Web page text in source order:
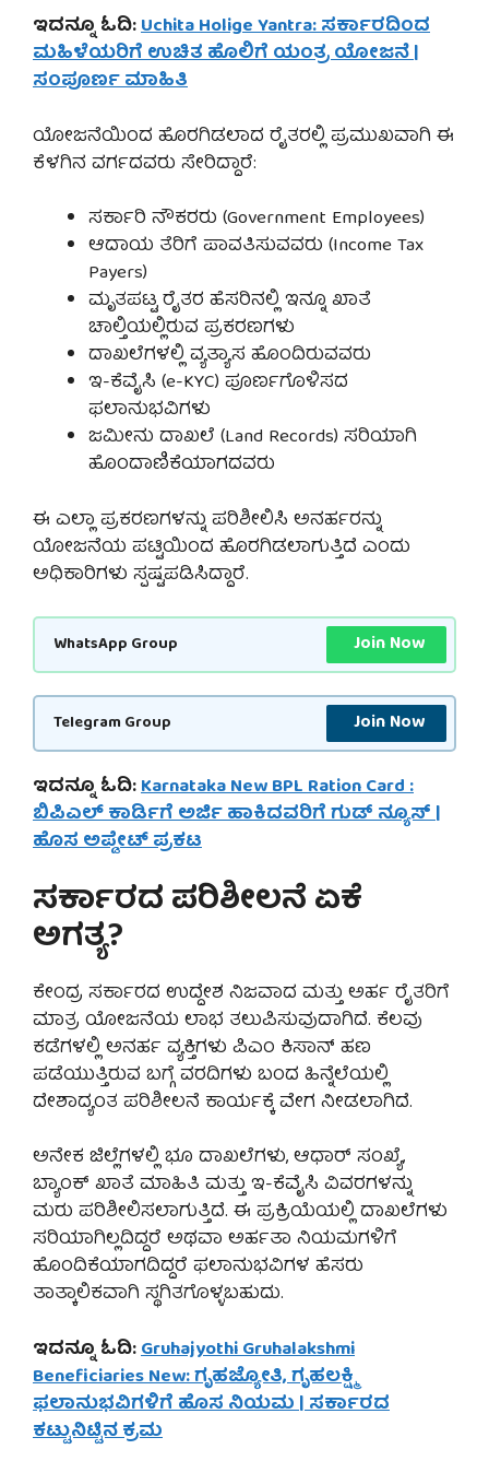
ಇದನ್ನೂ ಓದಿ:Uchita Holige Yantra: ಸರ್ಕಾರದಿಂದ
ಮಹಿಳೆಯರಿಗೆ ಉಚಿತ ಹೊಲಿಗೆ ಯಂತ್ರ ಯೋಜನೆ |
ಸಂಪೂರ್ಣ ಮಾಹಿತಿ
ಯೋಜನೆಯಿಂದ ಹೊರಗಿಡಲಾದ ರೈತರಲ್ಲಿ ಪ್ರಮುಖವಾಗಿ ಈ
ಕೆಳಗಿನ ವರ್ಗದವರು ಸೇರಿದ್ದಾರೆ:
ಸರ್ಕಾರಿ ನೌಕರರು (Government Employees)
ಆದಾಯ ತೆರಿಗೆ ಪಾವತಿಸುವವರು (Income Tax
Payers)
ಮೃತಪಟ್ಟ ರೈತರ ಹೆಸರಿನಲ್ಲಿ ಇನ್ನೂ ಖಾತೆ
ಚಾಲ್ತಿಯಲ್ಲಿರುವ ಪ್ರಕರಣಗಳು
ದಾಖಲೆಗಳಲ್ಲಿ ವ್ಯತ್ಯಾಸ ಹೊಂದಿರುವವರು
ಇ-ಕೆವೈಸಿ (e-KYC) ಪೂರ್ಣಗೊಳಿಸದ
ಫಲಾನುಭವಿಗಳು
ಜಮೀನು ದಾಖಲೆ (Land Records) ಸರಿಯಾಗಿ
ಹೊಂದಾಣಿಕೆಯಾಗದವರು
ಈ ಎಲ್ಲಾ ಪ್ರಕರಣಗಳನ್ನು ಪರಿಶೀಲಿಸಿ ಅನರ್ಹರನ್ನು
ಯೋಜನೆಯ ಪಟ್ಟಿಯಿಂದ ಹೊರಗಿಡಲಾಗುತ್ತಿದೆ ಎಂದು
ಅಧಿಕಾರಿಗಳು ಸ್ಪಷ್ಟಪಡಿಸಿದ್ದಾರೆ.
WhatsApp Group Join Now
Telegram Group Join Now
ಇದನ್ನೂ ಓದಿ:Karnataka New BPL Ration Card :
ಬಿಪಿಎಲ್ ಕಾರ್ಡಿಗೆ ಅರ್ಜಿ ಹಾಕಿದವರಿಗೆ ಗುಡ್ ನ್ಯೂಸ್ |
ಹೊಸ ಅಪ್ಡೇಟ್ ಪ್ರಕಟ
ಸರ್ಕಾರದ ಪರಿಶೀಲನೆ ಏಕೆ
ಅಗತ್ಯ?
ಕೇಂದ್ರ ಸರ್ಕಾರದ ಉದ್ದೇಶ ನಿಜವಾದ ಮತ್ತು ಅರ್ಹ ರೈತರಿಗೆ
ಮಾತ್ರ ಯೋಜನೆಯ ಲಾಭ ತಲುಪಿಸುವುದಾಗಿದೆ. ಕೆಲವು
ಕಡೆಗಳಲ್ಲಿ ಅನರ್ಹ ವ್ಯಕ್ತಿಗಳು ಪಿಎಂ ಕಿಸಾನ್ ಹಣ
ಪಡೆಯುತ್ತಿರುವ ಬಗ್ಗೆ ವರದಿಗಳು ಬಂದ ಹಿನ್ನೆಲೆಯಲ್ಲಿ
ದೇಶಾದ್ಯಂತ ಪರಿಶೀಲನೆ ಕಾರ್ಯಕ್ಕೆ ವೇಗ ನೀಡಲಾಗಿದೆ.
ಅನೇಕ ಜಿಲ್ಲೆಗಳಲ್ಲಿ ಭೂ ದಾಖಲೆಗಳು, ಆಧಾರ್ ಸಂಖ್ಯೆ,
ಬ್ಯಾಂಕ್ ಖಾತೆ ಮಾಹಿತಿ ಮತ್ತು ಇ-ಕೆವೈಸಿ ವಿವರಗಳನ್ನು
ಮರು ಪರಿಶೀಲಿಸಲಾಗುತ್ತಿದೆ. ಈ ಪ್ರಕ್ರಿಯೆಯಲ್ಲಿ ದಾಖಲೆಗಳು
ಸರಿಯಾಗಿಲ್ಲದಿದ್ದರೆ ಅಥವಾ ಅರ್ಹತಾ ನಿಯಮಗಳಿಗೆ
ಹೊಂದಿಕೆಯಾಗದಿದ್ದರೆ ಫಲಾನುಭವಿಗಳ ಹೆಸರು
ತಾತ್ಕಾಲಿಕವಾಗಿ ಸ್ಥಗಿತಗೊಳ್ಳಬಹುದು.
ಇದನ್ನೂ ಓದಿ:Gruhajyothi Gruhalakshmi
Beneficiaries New: ಗೃಹಜ್ಯೋತಿ, ಗೃಹಲಕ್ಷ್ಮಿ
ಫಲಾನುಭವಿಗಳಿಗೆ ಹೊಸ ನಿಯಮ | ಸರ್ಕಾರದ
ಕಟ್ಟುನಿಟ್ಟಿನ ಕ್ರಮ